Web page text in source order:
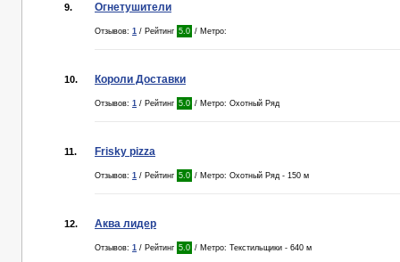
9. Огнетушители
Отзывов: 1 / Рейтинг 5.0 / Метро:
10. Короли Доставки
Отзывов: 1 / Рейтинг 5.0 / Метро: Охотный Ряд
11. Frisky pizza
Отзывов: 1 / Рейтинг 5.0 / Метро: Охотный Ряд - 150 м
12. Аква лидер
Отзывов: 1 / Рейтинг 5.0 / Метро: Текстильщики - 640 м